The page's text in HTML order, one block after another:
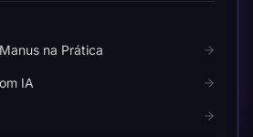
na Prática
IA